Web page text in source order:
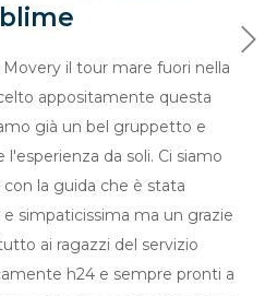
il tour mare fuori nella
appositamente questa
già un bel gruppetto e
da soli. Ci siamo
la guida che è stata
simpaticissima ma un grazie
ai ragazzi del servizio
h24 e sempre pronti a